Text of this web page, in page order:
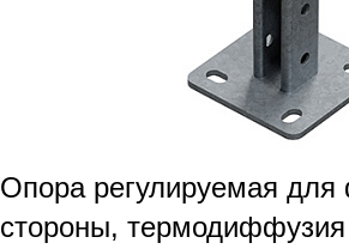
Опора регулируемая
стороны, термодиффузия